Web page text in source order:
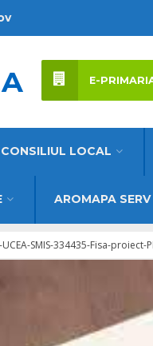
CONSILIUL LOCAL
AROMAPA SERV
E-
SMIS-334435-Fisa-proiect-